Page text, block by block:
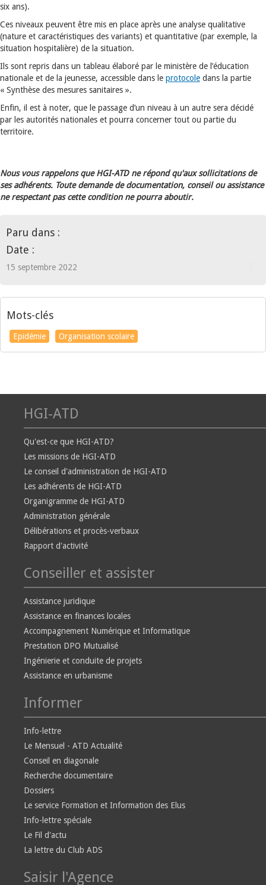
six ans).
Ces niveaux peuvent être mis en place après une analyse qualitative
(nature et caractéristiques des variants) et quantitative (par exemple, la
situation hospitalière) de la situation.
Ils sont repris dans un tableau élaboré par le ministère de l’éducation
nationale et de la jeunesse, accessible dans le protocole dans la partie
« Synthèse des mesures sanitaires ».
Enfin, il est à noter, que le passage d’un niveau à un autre sera décidé
par les autorités nationales et pourra concerner tout ou partie du
territoire.
Nous vous rappelons que HGI-ATD ne répond qu'aux sollicitations de
ses adhérents. Toute demande de documentation, conseil ou assistance
ne respectant pas cette condition ne pourra aboutir.
Paru dans :
Date :
15 septembre 2022
Mots-clés
Epidémie Organisation scolaire
HGI-ATD
Qu'est-ce que HGI-ATD?
Les missions de HGI-ATD
Le conseil d'administration de HGI-ATD
Les adhérents de HGI-ATD
Organigramme de HGI-ATD
Administration générale
Délibérations et procès-verbaux
Rapport d'activité
Conseiller et assister
Assistance juridique
Assistance en finances locales
Accompagnement Numérique et Informatique
Prestation DPO Mutualisé
Ingénierie et conduite de projets
Assistance en urbanisme
Informer
Info-lettre
Le Mensuel - ATD Actualité
Conseil en diagonale
Recherche documentaire
Dossiers
Le service Formation et Information des Elus
Info-lettre spéciale
Le Fil d'actu
La lettre du Club ADS
Saisir l'Agence